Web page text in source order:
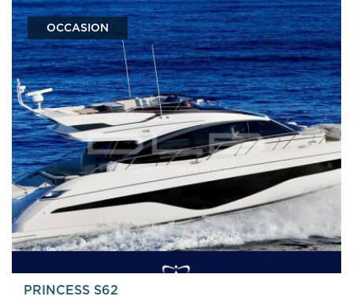
OCCASION
PRINCESS S62